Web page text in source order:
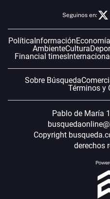
Seguinos en:
PolíticaInformaciónEconomía
AmbienteCultura
Financial times
Sobre Búsqueda
Términos y
Pablo de María
Copyright
derechos